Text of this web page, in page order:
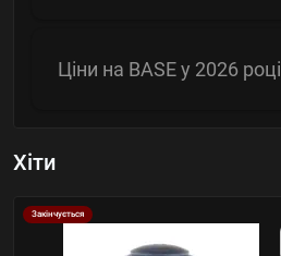
Ціни на BASE у 2026 році
Хіти
Закінчується